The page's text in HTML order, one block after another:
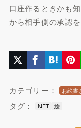
口座作るときかも
から相手側の承認
カテゴリー： お絵書
タグ： NFT 絵